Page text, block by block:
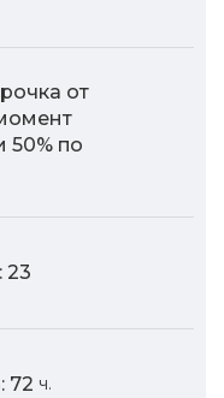
от
50% по
23
72 ч.